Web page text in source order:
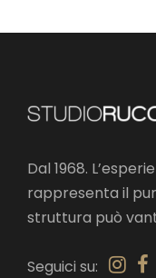
Dal 1968.
rappresenta il
struttura può
Seguici su: